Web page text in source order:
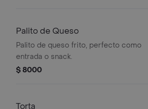
Palito de Queso
Palito de queso frito, perfecto como
entrada o snack.
$ 8000
Torta